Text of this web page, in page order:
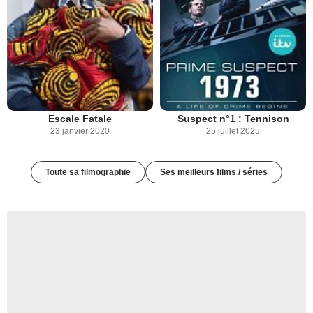
Escale Fatale
23 janvier 2020
Suspect n°1 : Tennison
25 juillet 2025
Toute sa filmographie Ses meilleurs films / séries